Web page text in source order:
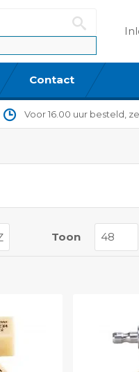
Contact
Voor 16.00 uur besteld,
Toon